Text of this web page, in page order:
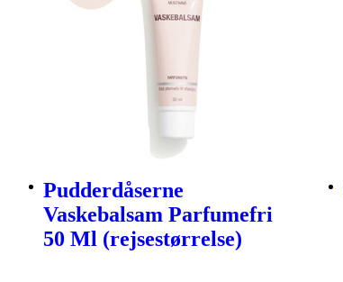
Pudderdåserne
Vaskebalsam Parfumefri
50 Ml (rejsestørrelse)